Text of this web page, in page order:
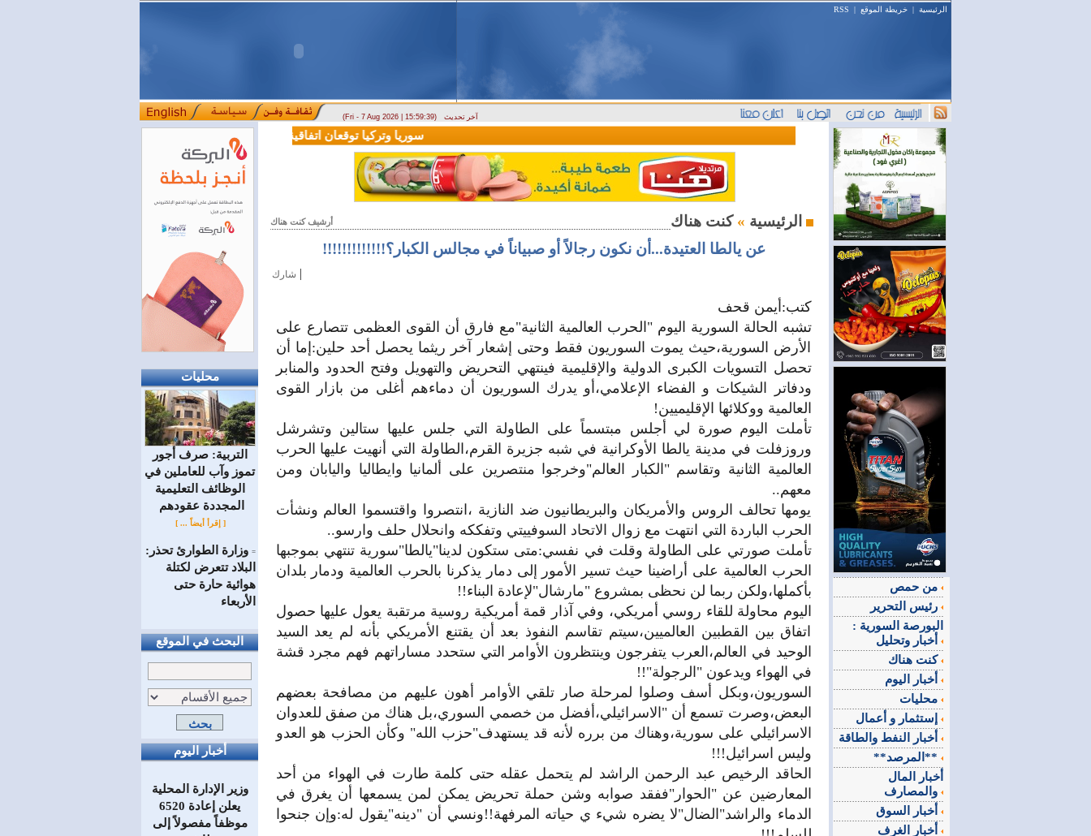
الرئيسية | خريطة الموقع |
RSS
(Fri - 7 Aug 2026 | 15:59:39) آخر تحديث
محليات
التربية: صرف أجور
تموز وآب للعاملين في
الوظائف ‏التعليمية
المجددة عقودهم ‏
[ إقرأ أيضاً ... ]
= وزارة الطوارئ تحذر:
البلاد تتعرض لكتلة
هوائية حارة حتى
الأربعاء
البحث في الموقع
أخبار اليوم
وزير الإدارة المحلية
يعلن إعادة 6520
موظفاً مفصولاً إلى
سوريا وتركيا توقعان اتفاقية تعاون في مجالي التعليم العالي والبحث العلمي
أرشيف كنت هناك الرئيسية »
عن يالطا العتيدة...أن نكون رجالاً أو صبياناً في مجالس الكبار؟!!!!!!!!!!!!!
شارك |
كتب:أيمن قحف
تشبه الحالة السورية اليوم "الحرب العالمية الثانية"مع فارق أن القوى العظمى تتصارع على
الأرض السورية،حيث يموت السوريون فقط وحتى إشعار آخر ريثما يحصل أحد حلين:إما أن
تحصل التسويات الكبرى الدولية والإقليمية فينتهي التحريض والتهويل وفتح الحدود والمنابر
ودفاتر الشيكات و الفضاء الإعلامي،أو يدرك السوريون أن دماءهم أغلى من بازار القوى
العالمية ووكلائها الإقليميين!
تأملت اليوم صورة لي أجلس مبتسماً على الطاولة التي جلس عليها ستالين وتشرشل
وروزفلت في مدينة يالطا الأوكرانية في شبه جزيرة القرم،الطاولة التي أنهيت عليها الحرب
العالمية الثانية وتقاسم "الكبار العالم"وخرجوا منتصرين على ألمانيا وايطاليا واليابان ومن
معهم..
يومها تحالف الروس والأمريكان والبريطانيون ضد النازية ،انتصروا واقتسموا العالم ونشأت
الحرب الباردة التي انتهت مع زوال الاتحاد السوفييتي وتفككه وانحلال حلف وارسو..
تأملت صورتي على الطاولة وقلت في نفسي:متى ستكون لدينا"يالطا"سورية تنتهي بموجبها
الحرب العالمية على أراضينا حيث تسير الأمور إلى دمار يذكرنا بالحرب العالمية ودمار بلدان
بأكملها،ولكن ربما لن نحظى بمشروع "مارشال"لإعادة البناء!!
اليوم محاولة للقاء روسي أمريكي، وفي آذار قمة أمريكية روسية مرتقبة يعول عليها حصول
اتفاق بين القطبين العالميين،سيتم تقاسم النفوذ بعد أن يقتنع الأمريكي بأنه لم يعد السيد
الوحيد في العالم،العرب يتفرجون وينتظرون الأوامر التي ستحدد مساراتهم فهم مجرد قشة
في الهواء ويدعون "الرجولة"!!
السوريون،وبكل أسف وصلوا لمرحلة صار تلقي الأوامر أهون عليهم من مصافحة بعضهم
البعض،وصرت تسمع أن "الاسرائيلي،أفضل من خصمي السوري،بل هناك من صفق للعدوان
الاسرائيلي على سورية،وهناك من برره لأنه قد يستهدف"حزب الله" وكأن الحزب هو العدو
وليس اسرائيل!!!
الحاقد الرخيص عبد الرحمن الراشد لم يتحمل عقله حتى كلمة طارت في الهواء من أحد
المعارضين عن "الحوار"ففقد صوابه وشن حملة تحريض يمكن لمن يسمعها أن يغرق في
الدماء والراشد"الضال"لا يضره شيء ي حياته المرفهة!!ونسي أن "دينه"يقول له:وإن جنحوا
البورصة السورية :
كنت هناك
**المرصد**
أخبار المال